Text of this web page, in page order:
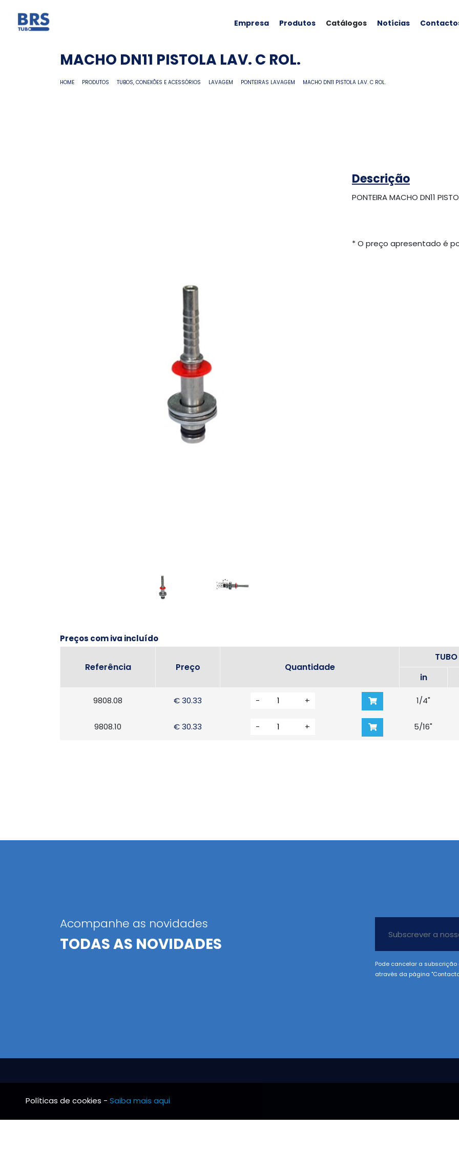
Empresa Produtos Catálogos Notícias
MACHO DN11 PISTOLA LAV. C ROL.
HOME PRODUTOS TUBOS, CONEXÕES E ACESSÓRIOS LAVAGEM PONTEIRAS LAVAGEM MACHO DN11 PISTOLA LAV. C ROL.
Descrição
PONTEIRA MACHO DN11
* O preço apresentado é
Preços com iva incluído
Referência Preço Quantidade
TUBO
in
9808.08 € 30.33 - + 1/4"
9808.10 € 30.33 - + 5/16"
Acompanhe as novidades
TODAS AS NOVIDADES
Pode cancelar a
através da página
Políticas de cookies - Saiba mais aqui